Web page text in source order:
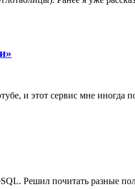
и этот сервис мне иногда
Решил почитать разные